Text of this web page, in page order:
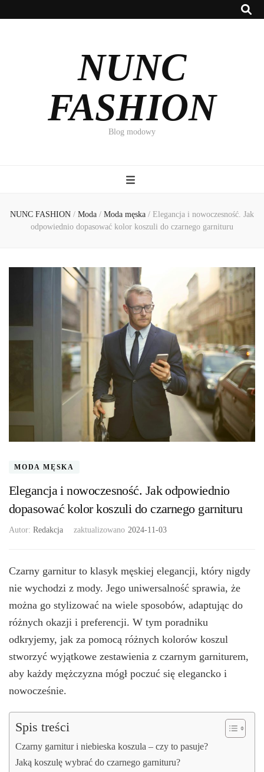
NUNC
FASHION
Blog modowy
NUNC FASHION / Moda / Moda męska / Elegancja i nowoczesność. Jak
odpowiednio dopasować kolor koszuli do czarnego garnituru
MODA MĘSKA
Elegancja i nowoczesność. Jak odpowiednio
dopasować kolor koszuli do czarnego garnituru
Autor: Redakcja zaktualizowano 2024-11-03
Czarny garnitur to klasyk męskiej elegancji, który nigdy
nie wychodzi z mody. Jego uniwersalność sprawia, że
można go stylizować na wiele sposobów, adaptując do
różnych okazji i preferencji. W tym poradniku
odkryjemy, jak za pomocą różnych kolorów koszul
stworzyć wyjątkowe zestawienia z czarnym garniturem,
aby każdy mężczyzna mógł poczuć się elegancko i
nowocześnie.
Spis treści
Czarny garnitur i niebieska koszula – czy to pasuje?
Jaką koszulę wybrać do czarnego garnituru?